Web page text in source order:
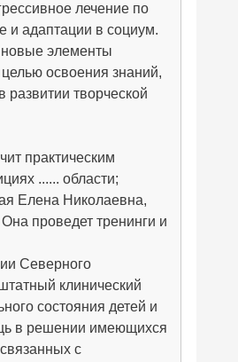
лечение по
и адаптации в социум.
новые элементы
освоения знаний,
творческой
практическим
...... области;
Елена Николаевна,
проведет тренинги и
Северного
клинический
состояния детей и
в решении имеющихся
с